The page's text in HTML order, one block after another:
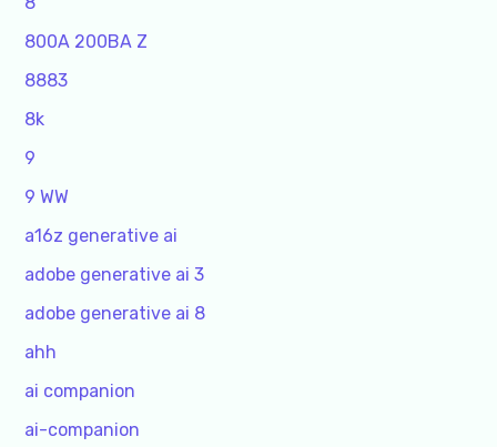
800A 200BA Z
8883
8k
9
9 WW
a16z generative ai
adobe generative ai 3
adobe generative ai 8
ahh
ai companion
ai-companion